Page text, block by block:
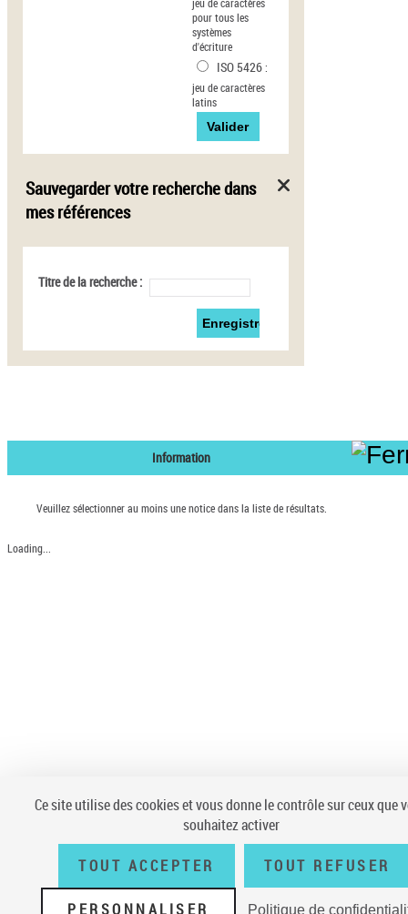
jeu de caractères
pour tous les
systèmes
d'écriture
ISO 5426:
jeu de caractères
latins
Sauvegarder votre recherche dans
mes références
Titre de la recherche :
Information
Veuillez sélectionner au moins une notice dans la liste de résultats.
Loading...
Ce site utilise des cookies et vous donne le contrôle sur ceux que
souhaitez activer
TOUT ACCEPTER TOUT REFUSER
PERSONNALISER Politique de